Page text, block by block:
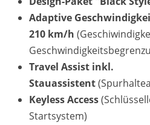
Adaptive
210 km/h
Travel Assist inkl.
Stauassistent
Keyless Access
Startsystem)